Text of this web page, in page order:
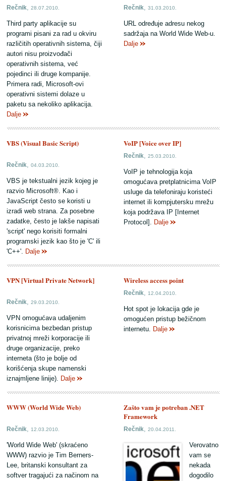
Rečnik,31.03.2010.
URL određuje adresu nekog
sadržaja na World Wide Web-u.
Dalje
Rečnik,28.07.2010.
Third party aplikacije su
programi pisani za rad u okviru
različitih operativnih sistema, čiji
autori nisu proizvođači
operativnih sistema, već
pojedinci ili druge kompanije.
Primera radi, Microsoft-ovi
operativni sistemi dolaze u
paketu sa nekoliko aplikacija.
Dalje
VoIP [Voice over IP]
Rečnik,25.03.2010.
VoIP je tehnologija koja
omogućava pretplatnicima VoIP
usluge da telefoniraju koristeći
internet ili kompjutersku mrežu
koja podržava IP [Internet
Protocol]. Dalje
VBS (Visual Basic Script)
Rečnik,04.03.2010.
VBS je tekstualni jezik kojeg je
razvio Microsoft®. Kao i
JavaScript često se koristi u
izradi web strana. Za posebne
zadatke, često je lakše napisati
'script' nego korisiti formalni
programski jezik kao što je 'C' ili
'C++'. Dalje
Wireless access point
Rečnik,12.04.2010.
Hot spot je lokacija gde je
omogućen pristup bežičnom
internetu. Dalje
VPN [Virtual Private Network]
Rečnik,29.03.2010.
VPN omogućava udaljenim
korisnicima bezbedan pristup
privatnoj mreži korporacije ili
druge organizacije, preko
interneta (što je bolje od
korišćenja skupe namenski
iznajmljene linije). Dalje
Zašto vam je potreban .NET
Framework
Rečnik,20.04.2011.
Verovatno
vam se
nekada
dogodilo
WWW (World Wide Web)
Rečnik,12.03.2010.
'World Wide Web' (skraćeno
WWW) razvio je Tim Berners-
Lee, britanski konsultant za
softver tragajući za načinom na